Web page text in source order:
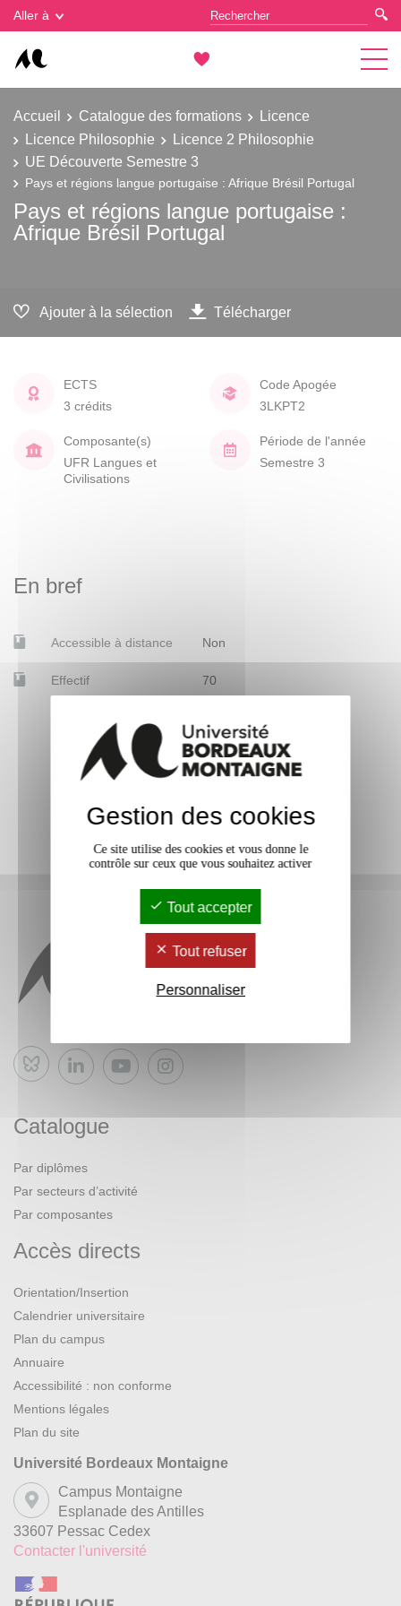
Aller à
Accueil Catalogue des formations
Licence
Licence Philosophie
Licence 2 Philosophie
UE Découverte Semestre 3
Pays et régions langue portugaise : Afrique Brésil Portugal
Pays et régions langue portugaise :
Afrique Brésil Portugal
Ajouter à la sélection Télécharger
ECTS
3 crédits
Code Apogée
3LKPT2
Composante(s)
UFR Langues et
Civilisations
Période de l'année
Semestre 3
En bref
Accessible à distance Non
Effectif 70
Bluesky
Catalogue
Par diplômes
Par secteurs d’activité
Par composantes
Accès directs
Orientation/Insertion
Calendrier universitaire
Plan du campus
Annuaire
Accessibilité : non conforme
Mentions légales
Plan du site
Université Bordeaux Montaigne
Campus Montaigne
Esplanade des Antilles
33607 Pessac Cedex
Contacter l'université
Gestion des cookies
Gestion des cookies
Ce site utilise des cookies et vous donne le
contrôle sur ceux que vous souhaitez activer
Tout accepter
Tout refuser
Personnaliser